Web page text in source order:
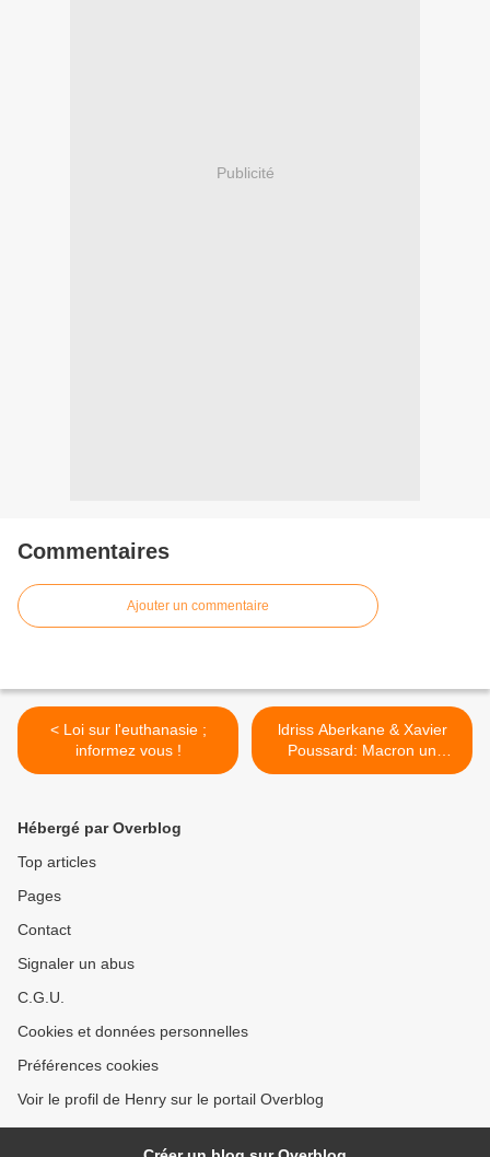
Publicité
Commentaires
Ajouter un commentaire
< Loi sur l'euthanasie ;
informez vous !
ldriss Aberkane & Xavier
Poussard: Macron un
programmé MK-ULTRA.. >
Hébergé par Overblog
Top articles
Pages
Contact
Signaler un abus
C.G.U.
Cookies et données personnelles
Préférences cookies
Voir le profil de Henry sur le portail Overblog